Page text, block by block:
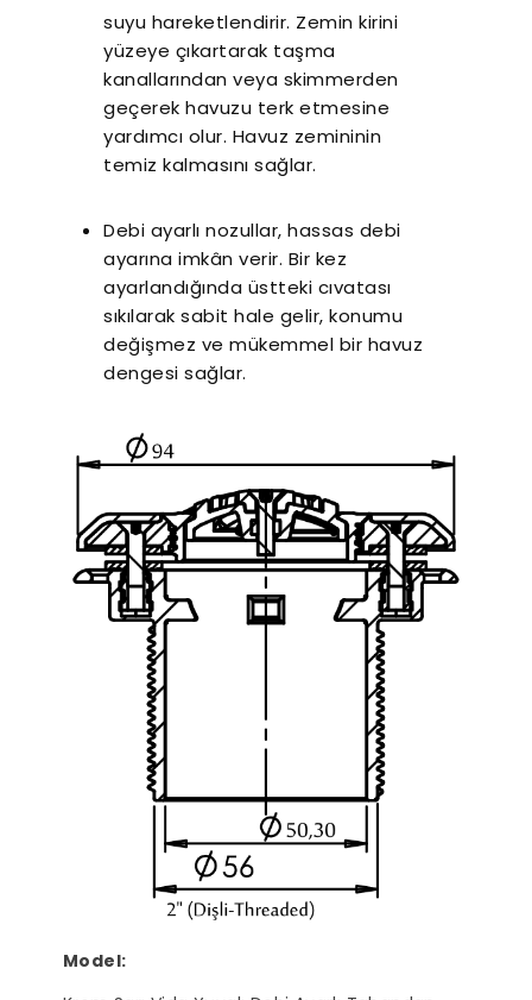
suyu hareketlendirir. Zemin kirini
yüzeye çıkartarak taşma
kanallarından veya skimmerden
geçerek havuzu terk etmesine
yardımcı olur. Havuz zemininin
temiz kalmasını sağlar.
Debi ayarlı nozullar, hassas debi
ayarına imkân verir. Bir kez
ayarlandığında üstteki cıvatası
sıkılarak sabit hale gelir, konumu
değişmez ve mükemmel bir havuz
dengesi sağlar.
Model: